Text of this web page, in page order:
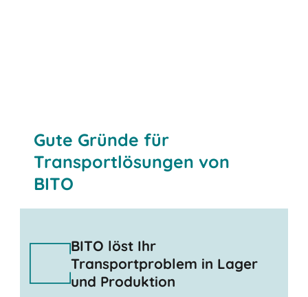
Gute Gründe für
Transportlösungen von
BITO
BITO löst Ihr
Transportproblem in Lager
und Produktion